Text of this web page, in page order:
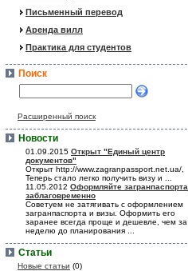
Письменный перевод
Аренда вилл
Практика для студентов
Поиск
Расширенный поиск
Новости
01.09.2015 Открыт "Единый центр
документов"
Открыт http://www.zagranpassport.net.ua/,
Теперь стало легко получить визу и ...
11.05.2012 Оформляйте загранпаспорта
заблаговременно
Советуем не затягивать с оформлением
загранпаспорта и визы. Оформить его
заранее всегда проще и дешевле, чем за
неделю до планирования ...
Статьи
Новые статьи (0)